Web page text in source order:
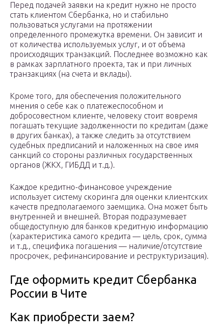
Перед подачей заявки на кредит нужно не просто
стать клиентом Сбербанка, но и стабильно
пользоваться услугами на протяжении
определенного промежутка времени. Он зависит и
от количества используемых услуг, и от объема
происходящих транзакций. Последнее возможно как
в рамках зарплатного проекта, так и при личных
транзакциях (на счета и вклады).
Кроме того, для обеспечения положительного
мнения о себе как о платежеспособном и
добросовестном клиенте, человеку стоит вовремя
погашать текущие задолженности по кредитам (даже
в других банках), а также следить за отсутствием
судебных предписаний и наложенных на свое имя
санкций со стороны различных государственных
органов (ЖКХ, ГИБДД и т.д.).
Каждое кредитно-финансовое учреждение
использует систему скоринга для оценки клиентских
качеств предполагаемого заемщика. Она может быть
внутренней и внешней. Вторая подразумевает
общедоступную для банков кредитную информацию
(характеристика самого кредита — цель, срок, сумма
и т.д., специфика погашения — наличие/отсутствие
просрочек, рефинансирование и реструктуризация).
Где оформить кредит Сбербанка
России в Чите
Как приобрести заем?